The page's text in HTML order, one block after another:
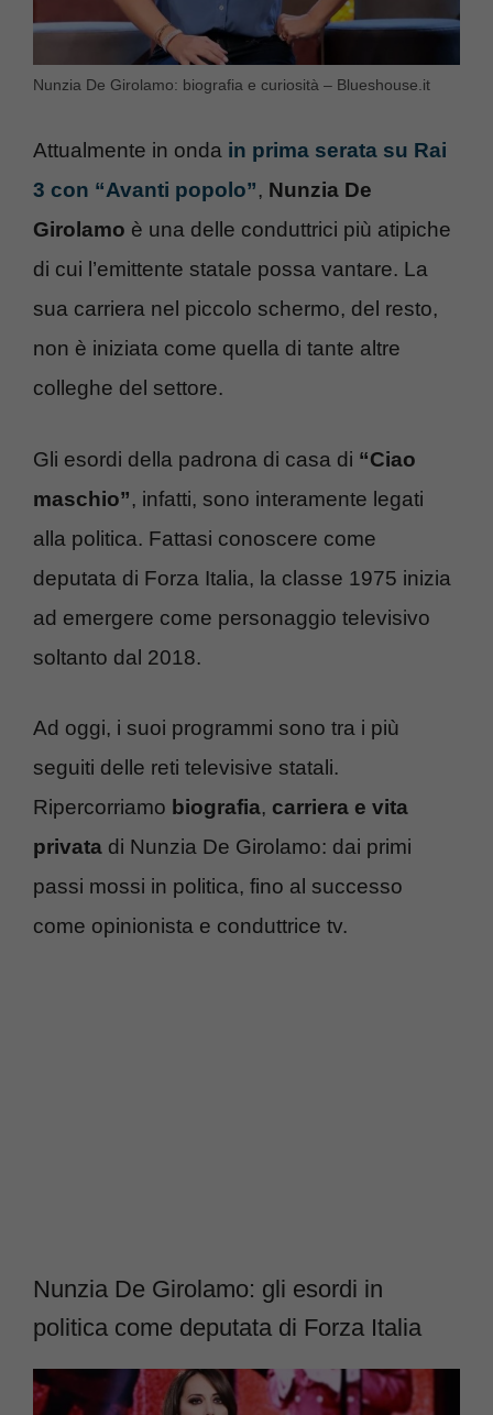
Nunzia De Girolamo: biografia e curiosità – Blueshouse.it
Attualmente in onda in prima serata su Rai
3 con “Avanti popolo”, Nunzia De
Girolamo è una delle conduttrici più atipiche
di cui l’emittente statale possa vantare. La
sua carriera nel piccolo schermo, del resto,
non è iniziata come quella di tante altre
colleghe del settore.
Gli esordi della padrona di casa di “Ciao
maschio”, infatti, sono interamente legati
alla politica. Fattasi conoscere come
deputata di Forza Italia, la classe 1975 inizia
ad emergere come personaggio televisivo
soltanto dal 2018.
Ad oggi, i suoi programmi sono tra i più
seguiti delle reti televisive statali.
Ripercorriamo biografia, carriera e vita
privata di Nunzia De Girolamo: dai primi
passi mossi in politica, fino al successo
come opinionista e conduttrice tv.
Nunzia De Girolamo: gli esordi in
politica come deputata di Forza Italia